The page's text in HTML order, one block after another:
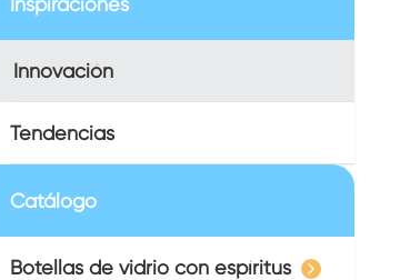
Innovación
Tendencias
Catálogo
Botellas de vidrio con espíritus